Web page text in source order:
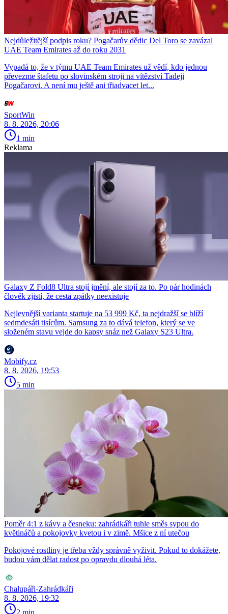
Nejdůležitější podpis roku? Pogačarův dědic Del Toro se zavázal
UAE Team Emirates až do roku 2031
Vypadá to, že v týmu UAE Team Emirates už vědí, kdo jednou
převezme štafetu po slovinském stroji na vítězství Tadeji
Pogačarovi. A není mu ještě ani třiadvacet let...
SportWin
8. 8. 2026, 20:06
1 min
Reklama
Galaxy Z Fold8 Ultra stojí jmění, ale stojí za to. Po pár hodinách
člověk zjistí, že cesta zpátky neexistuje
Nejlevnější varianta startuje na 53 999 Kč, ta nejdražší se blíží
sedmdesáti tisícům. Samsung za to dává telefon, který se ve
složeném stavu vejde do kapsy snáz než Galaxy S23 Ultra.
Mobify.cz
8. 8. 2026, 19:53
5 min
Poměr 4:1 z kávy a česneku: zahrádkáři tuhle směs sypou do
květináčů a pokojovky kvetou i v zimě. Mšice z ní utečou
Pokojové rostliny je třeba vždy správně vyživit. Pokud to dokážete,
budou vám dělat radost po opravdu dlouhá léta.
Chalupáři-Zahrádkáři
8. 8. 2026, 19:32
2 min